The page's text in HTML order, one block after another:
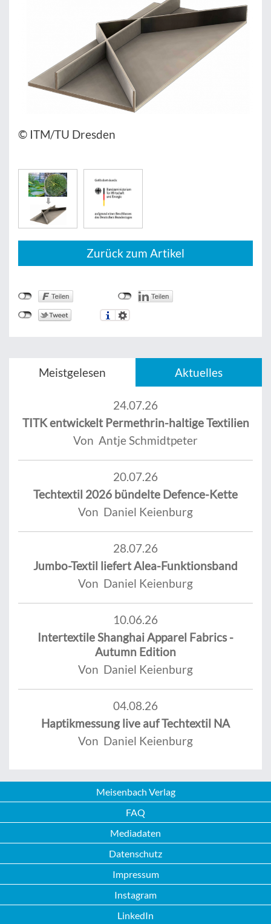
© ITM/TU Dresden
Zurück zum Artikel
Meistgelesen Aktuelles
24.07.26
TITK entwickelt Permethrin-haltige Textilien
Von Antje Schmidtpeter
20.07.26
Techtextil 2026 bündelte Defence-Kette
Von Daniel Keienburg
28.07.26
Jumbo-Textil liefert Alea-Funktionsband
Von Daniel Keienburg
10.06.26
Intertextile Shanghai Apparel Fabrics -
Autumn Edition
Von Daniel Keienburg
04.08.26
Haptikmessung live auf Techtextil NA
Von Daniel Keienburg
Meisenbach Verlag
FAQ
Mediadaten
Datenschutz
Impressum
Instagram
LinkedIn